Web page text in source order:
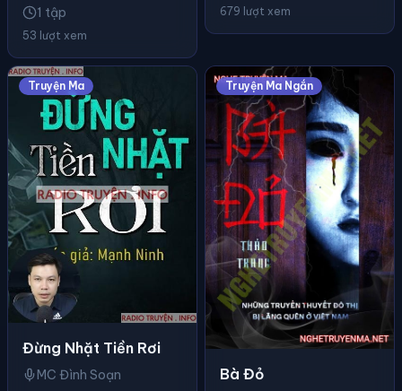
1 tập
53 lượt xem
679 lượt xem
Truyện Ma
Đừng Nhặt Tiền Rơi
MC Đình Soạn
Truyện Ma Ngắn
Bà Đỏ